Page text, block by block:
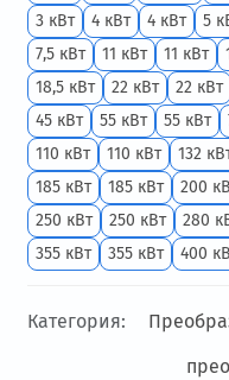
3 кВт
4 кВт 4 кВт 5
7,5 кВт
11 кВт 11 кВт
18,5 кВт
22 кВт 22 кВт
45 кВт
55 кВт 55 кВт
110 кВт
110 кВт 132
185 кВт
185 кВт 200
250 кВт
250 кВт 280
355 кВт
355 кВт 400
Категория: